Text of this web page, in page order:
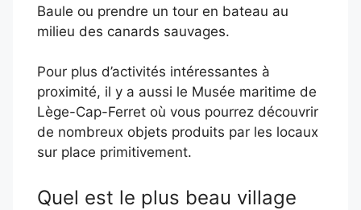
Baule ou prendre un tour en bateau au
milieu des canards sauvages.
Pour plus d’activités intéressantes à
proximité, il y a aussi le Musée maritime de
Lège-Cap-Ferret où vous pourrez découvrir
de nombreux objets produits par les locaux
sur place primitivement.
Quel est le plus beau village